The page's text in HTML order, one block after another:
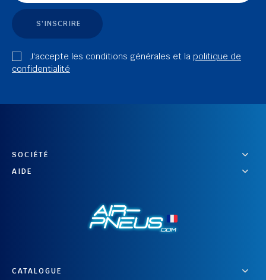
S'INSCRIRE
J'accepte les conditions générales et la politique de
confidentialité
SOCIÉTÉ
AIDE
CATALOGUE